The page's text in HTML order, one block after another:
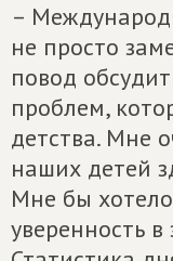
–
не просто
повод
проблем,
детства. Мне
наших детей
Мне бы
уверенность